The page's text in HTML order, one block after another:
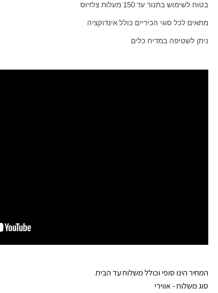
בטוח לשימוש בתנור עד 150 מעלות צלזיוס
מתאים לכל סוגי הכיריים כולל אינדוקציה
ניתן לשטיפה במדיח כלים
המחיר הינו סופי וכולל משלוח עד הבית
סוג משלוח - אווירי